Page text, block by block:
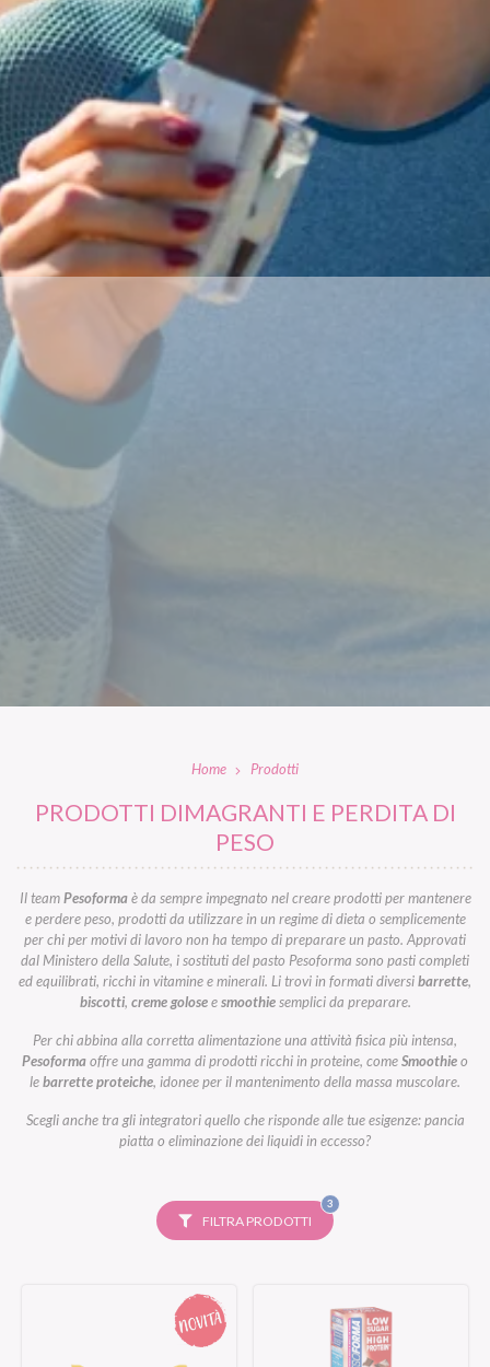
Home Prodotti
PRODOTTI DIMAGRANTI E PERDITA DI
PESO
Il teamPesoformaè da sempre impegnato nel creare prodotti per mantenere
e perdere peso, prodotti da utilizzare in un regime di dieta o semplicemente
per chi per motivi di lavoro non ha tempo di preparare un pasto. Approvati
dal Ministero della Salute, i sostituti del pasto Pesoforma sono pasti completi
ed equilibrati, ricchi in vitamine e minerali. Li trovi in formati diversibarrette,
biscotti, creme goloseesmoothiesemplici da preparare.
Per chi abbina alla corretta alimentazione una attività fisica più intensa,
Pesoformaoffre una gamma di prodotti ricchi in proteine, comeSmoothieo
lebarrette proteiche, idonee per il mantenimento della massa muscolare.
Scegli anche tra gli integratori quello che risponde alle tue esigenze: pancia
piatta o eliminazione dei liquidi in eccesso?
FILTRA PRODOTTI
3FILTRI
SELEZIONATI